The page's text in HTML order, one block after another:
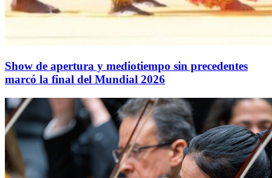
Show de apertura y mediotiempo sin precedentes
marcó la final del Mundial 2026